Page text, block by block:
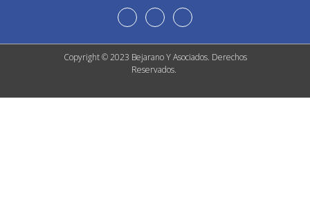
Copyright © 2023 Bejarano Y Asociados. Derechos
Reservados.